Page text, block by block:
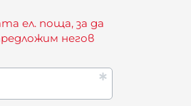
ел. поща, за да
негов